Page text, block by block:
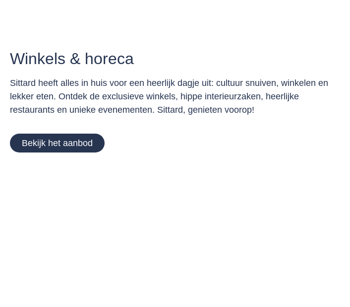
Winkels & horeca
Sittard heeft alles in huis voor een heerlijk dagje uit: cultuur snuiven, winkelen en
lekker eten. Ontdek de exclusieve winkels, hippe interieurzaken, heerlijke
restaurants en unieke evenementen. Sittard, genieten voorop!
Bekijk het aanbod